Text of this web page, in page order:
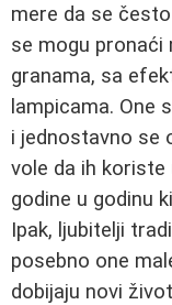
mere da se
se mogu
granama, sa
lampicama. One
i jednostavno se
vole da ih
godine u godinu
Ipak, ljubitelji
posebno one
dobijaju novi